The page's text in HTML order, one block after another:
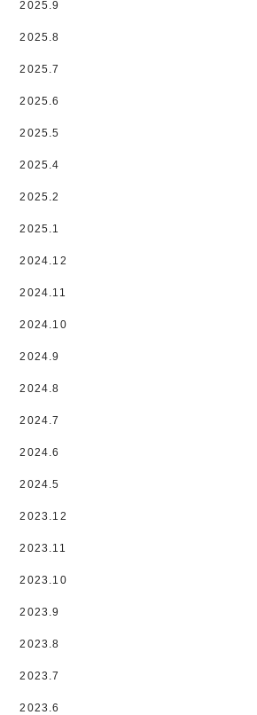
2025.9
2025.8
2025.7
2025.6
2025.5
2025.4
2025.2
2025.1
2024.12
2024.11
2024.10
2024.9
2024.8
2024.7
2024.6
2024.5
2023.12
2023.11
2023.10
2023.9
2023.8
2023.7
2023.6